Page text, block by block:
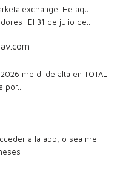
He aquí i
El 31 de julio de…
me di de alta en TOTAL
por…
a la app, o sea me